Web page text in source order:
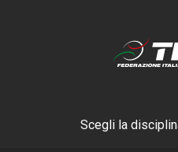
Scegli la